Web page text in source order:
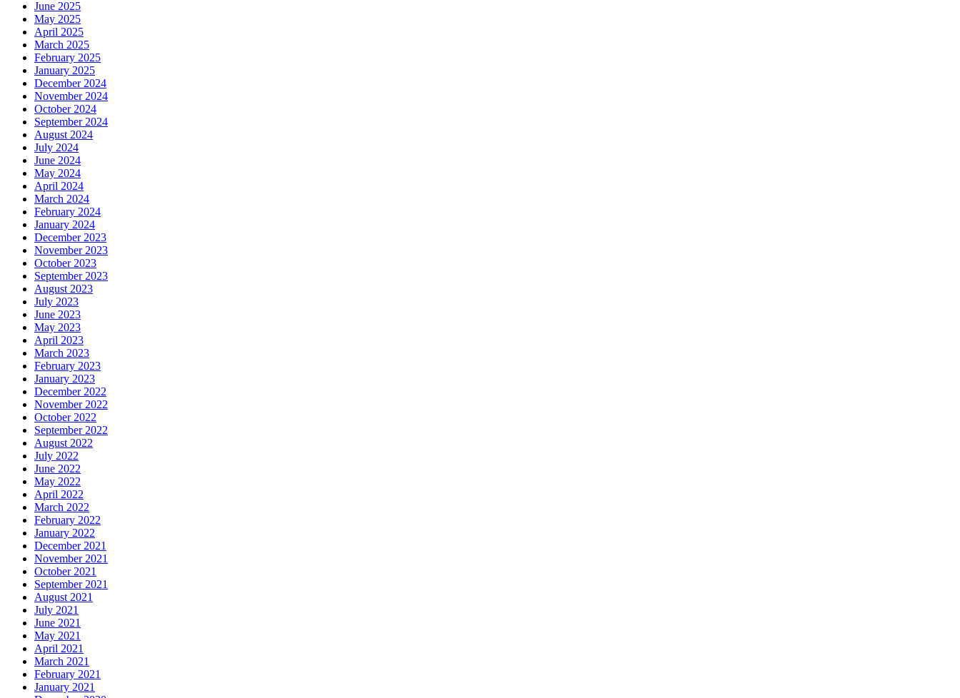
June 2025
May 2025
April 2025
March 2025
February 2025
January 2025
December 2024
November 2024
October 2024
September 2024
August 2024
July 2024
June 2024
May 2024
April 2024
March 2024
February 2024
January 2024
December 2023
November 2023
October 2023
September 2023
August 2023
July 2023
June 2023
May 2023
April 2023
March 2023
February 2023
January 2023
December 2022
November 2022
October 2022
September 2022
August 2022
July 2022
June 2022
May 2022
April 2022
March 2022
February 2022
January 2022
December 2021
November 2021
October 2021
September 2021
August 2021
July 2021
June 2021
May 2021
April 2021
March 2021
February 2021
January 2021